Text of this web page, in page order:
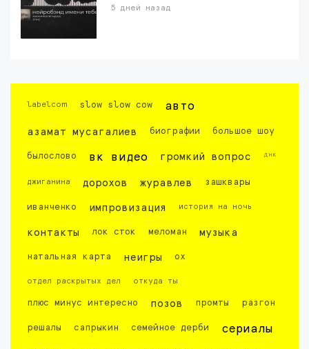
5 дней назад
labelcom slow slow cow авто
азамат мусагалиев биографии большое шоу
былослово вк видео громкий вопрос днк
джиганина дорохов журавлев зашквары
иванченко импровизация история на ночь
контакты лок сток меломан музыка
натальная карта неигры ох
отдел раскрытых дел откуда ты
плюс минус интересно позов промты разгон
решалы сапрыкин семейное дерби сериалы